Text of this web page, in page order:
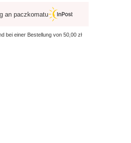
an paczkomatu
bei einer Bestellung von50,00 zł